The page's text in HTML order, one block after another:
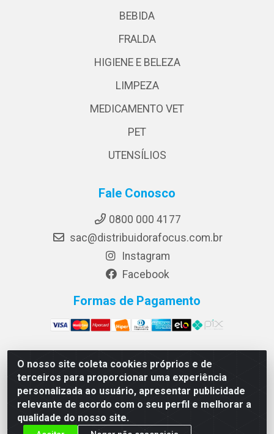
O nosso site coleta cookies próprios e de
terceiros para proporcionar uma experiência
personalizada ao usuário, apresentar publicidade
relevante de acordo com o seu perfil e melhorar a
qualidade do nosso site.
BEBIDA
FRALDA
HIGIENE E BELEZA
LIMPEZA
MEDICAMENTO VET
PET
UTENSÍLIOS
Fale Conosco
0800 000 4177
sac@distribuidorafocus.com.br
Instagram
Facebook
Formas de Pagamento
Focus Distribuidora LTDA - Rua Republica Eslovaca, 1121
- Muribeca, Jaboatão dos Guararapes/PE - CEP 54350-
195 - CNPJ 10.960.053/0001-08